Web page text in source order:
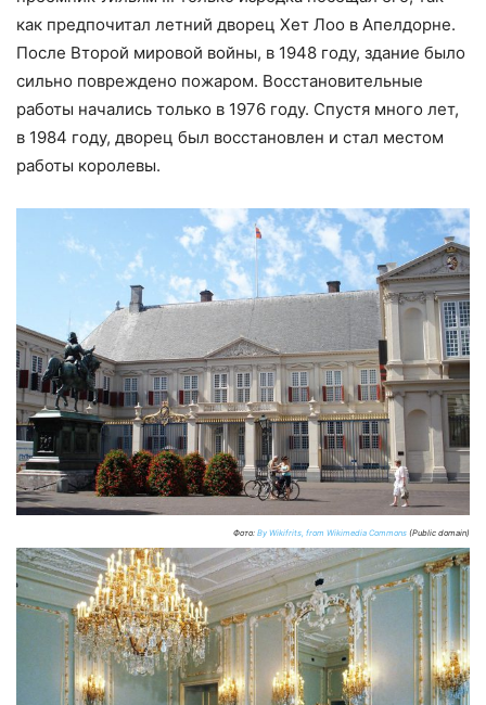
как предпочитал летний дворец Хет Лоо в Апелдорне.
После Второй мировой войны, в 1948 году, здание было
сильно повреждено пожаром. Восстановительные
работы начались только в 1976 году. Спустя много лет,
в 1984 году, дворец был восстановлен и стал местом
работы королевы.
Фото: By Wikifrits, from Wikimedia Commons (Public domain)